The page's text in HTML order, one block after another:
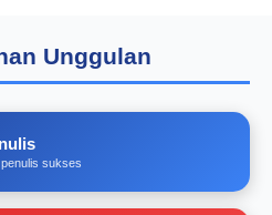
Unggulan
sukses